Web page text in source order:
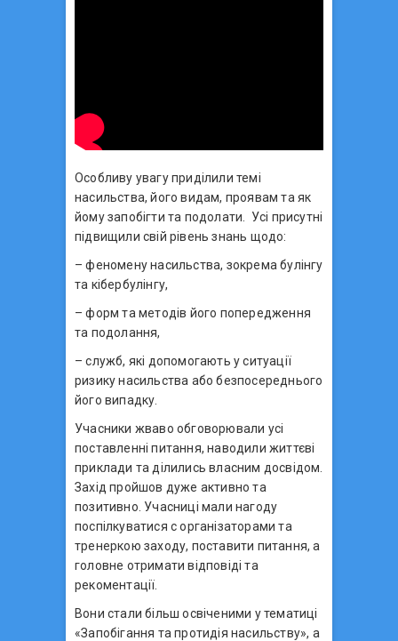
Особливу увагу приділили темі
насильства, його видам, проявам та як
йому запобігти та подолати. Усі присутні
підвищили свій рівень знань щодо:
– феномену насильства, зокрема булінгу
та кібербулінгу,
– форм та методів його попередження
та подолання,
– служб, які допомогають у ситуації
ризику насильства або безпосереднього
його випадку.
Учасники жваво обговорювали усі
поставленні питання, наводили життєві
приклади та ділились власним досвідом.
Захід пройшов дуже активно та
позитивно. Учасниці мали нагоду
поспілкуватися с організаторами та
тренеркою заходу, поставити питання, а
головне отримати відповіді та
рекоментації.
Вони стали більш освіченими у тематиці
«Запобігання та протидія насильству», а